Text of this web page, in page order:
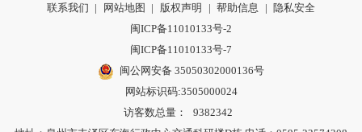
联系我们 | 网站地图 | 版权声明 | 帮助信息 | 隐私安全
闽ICP备11010133号-2
闽ICP备11010133号-7
闽公网安备 35050302000136号
网站标识码:3505000024
访客数总量：
9382342